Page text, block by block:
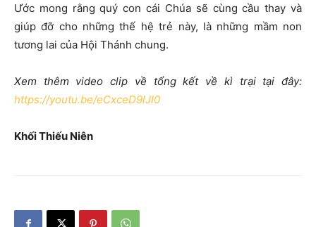
Ước mong rằng quý con cái Chúa sẽ cùng cầu thay và
giúp đỡ cho những thế hệ trẻ này, là những mầm non
tương lai của Hội Thánh chung.
Xem thêm video clip về tổng kết về kì trại tại đây:
https://youtu.be/eCxceD9lJI0
Khối Thiếu Niên